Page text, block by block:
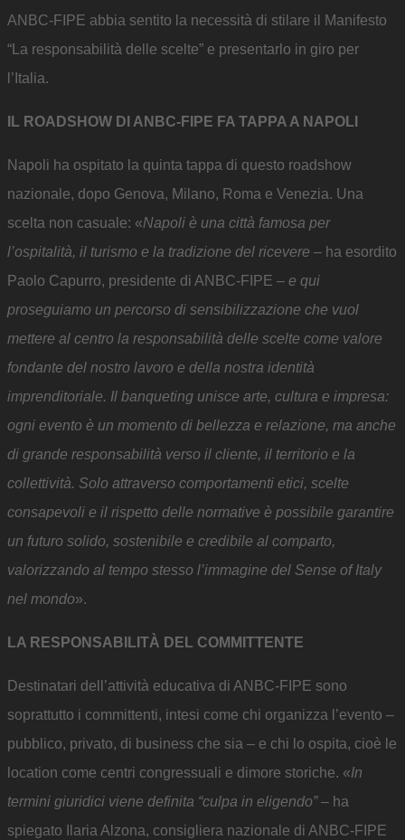
ANBC-FIPE abbia sentito la necessità di stilare il Manifesto
“La responsabilità delle scelte” e presentarlo in giro per
l’Italia.
IL ROADSHOW DI ANBC-FIPE FA TAPPA A NAPOLI
Napoli ha ospitato la quinta tappa di questo roadshow
nazionale, dopo Genova, Milano, Roma e Venezia. Una
scelta non casuale: «Napoli è una città famosa per
l’ospitalità, il turismo e la tradizione del ricevere – ha esordito
Paolo Capurro, presidente di ANBC-FIPE – e qui
proseguiamo un percorso di sensibilizzazione che vuol
mettere al centro la responsabilità delle scelte come valore
fondante del nostro lavoro e della nostra identità
imprenditoriale. Il banqueting unisce arte, cultura e impresa:
ogni evento è un momento di bellezza e relazione, ma anche
di grande responsabilità verso il cliente, il territorio e la
collettività. Solo attraverso comportamenti etici, scelte
consapevoli e il rispetto delle normative è possibile garantire
un futuro solido, sostenibile e credibile al comparto,
valorizzando al tempo stesso l’immagine del Sense of Italy
nel mondo».
LA RESPONSABILITÀ DEL COMMITTENTE
Destinatari dell’attività educativa di ANBC-FIPE sono
soprattutto i committenti, intesi come chi organizza l’evento –
pubblico, privato, di business che sia – e chi lo ospita, cioè le
location come centri congressuali e dimore storiche. «In
termini giuridici viene definita “culpa in eligendo”– ha
spiegato Ilaria Alzona, consigliera nazionale di ANBC-FIPE